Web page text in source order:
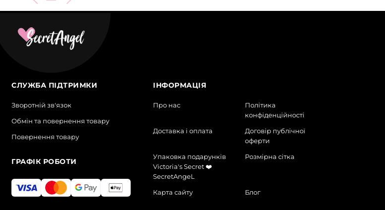
СЛУЖБА ПІДТРИМКИ
Зворотній зв'язок
Обмін та повернення товару
Повернення товару
ГРАФІК РОБОТИ
ІНФОРМАЦІЯ
Про нас
Політика
конфіденційності
Доставка і оплата
Договір публічної
оферти
Упаковка подарунків
Victoria's Secret ❤️
SecretAngeL
Розмірна сітка
Карта сайту Блог